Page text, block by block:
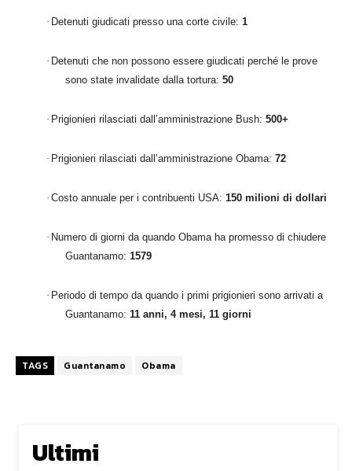
· Detenuti giudicati presso una corte civile: 1
· Detenuti che non possono essere giudicati perché le prove
sono state invalidate dalla tortura: 50
· Prigionieri rilasciati dall’amministrazione Bush: 500+
· Prigionieri rilasciati dall’amministrazione Obama: 72
· Costo annuale per i contribuenti USA: 150 milioni di dollari
· Numero di giorni da quando Obama ha promesso di chiudere
Guantanamo: 1579
· Periodo di tempo da quando i primi prigionieri sono arrivati a
Guantanamo: 11 anni, 4 mesi, 11 giorni
TAGS Guantanamo Obama
Ultimi